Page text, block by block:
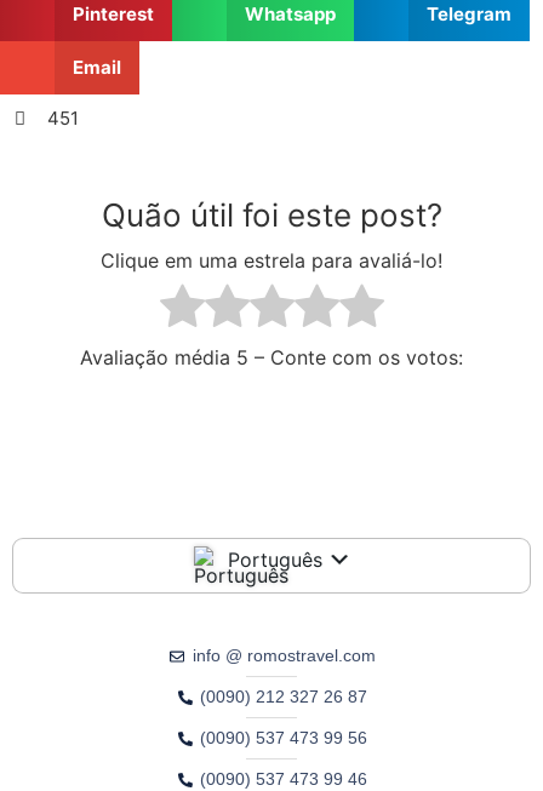
Pinterest Whatsapp Telegram
Email
451
Quão útil foi este post?
Clique em uma estrela para avaliá-lo!
Avaliação média 5 – Conte com os votos:
Português
info @ romostravel.com
(0090) 212 327 26 87
(0090) 537 473 99 56
(0090) 537 473 99 46